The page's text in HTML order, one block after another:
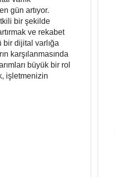
gün artıyor.
bir şekilde
ve rekabet
bir dijital varlığa
karşılanmasında
büyük bir rol
işletmenizin